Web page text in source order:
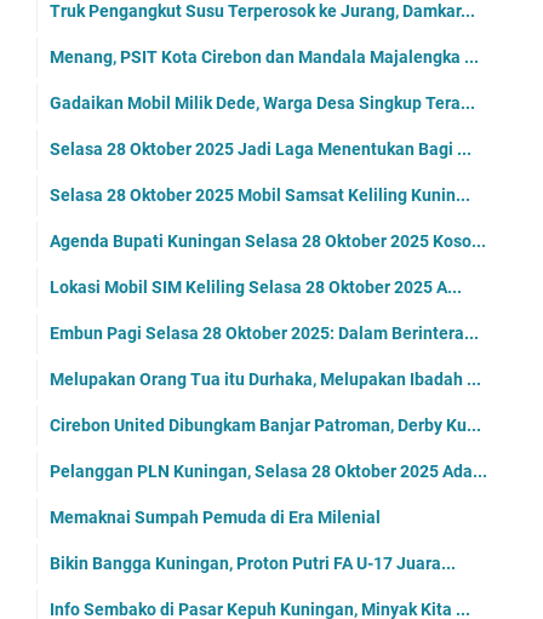
Truk Pengangkut Susu Terperosok ke Jurang, Damkar...
Menang, PSIT Kota Cirebon dan Mandala Majalengka ...
Gadaikan Mobil Milik Dede, Warga Desa Singkup Tera...
Selasa 28 Oktober 2025 Jadi Laga Menentukan Bagi ...
Selasa 28 Oktober 2025 Mobil Samsat Keliling Kunin...
Agenda Bupati Kuningan Selasa 28 Oktober 2025 Koso...
Lokasi Mobil SIM Keliling Selasa 28 Oktober 2025 A...
Embun Pagi Selasa 28 Oktober 2025: Dalam Berintera...
Melupakan Orang Tua itu Durhaka, Melupakan Ibadah ...
Cirebon United Dibungkam Banjar Patroman, Derby Ku...
Pelanggan PLN Kuningan, Selasa 28 Oktober 2025 Ada...
Memaknai Sumpah Pemuda di Era Milenial
Bikin Bangga Kuningan, Proton Putri FA U-17 Juara...
Info Sembako di Pasar Kepuh Kuningan, Minyak Kita ...